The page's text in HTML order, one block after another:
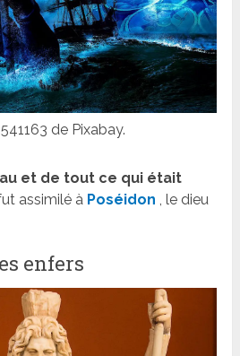
de Pixabay.
et de tout ce qui était
assimilé à Poséidon , le dieu
enfers